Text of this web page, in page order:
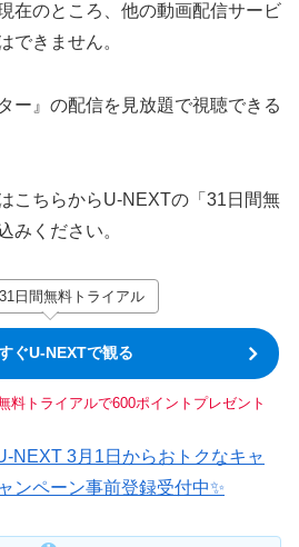
在のところ、他の動画配信サービ
できません。
ー』の配信を見放題で視聴できる
こちらからU-NEXTの「31日間無
みください。
日間無料トライアル
ぐU-NEXTで観る
料トライアルで600ポイントプレゼント
NEXT 3月1日からおトクなキャ
ンペーン事前登録受付中✨